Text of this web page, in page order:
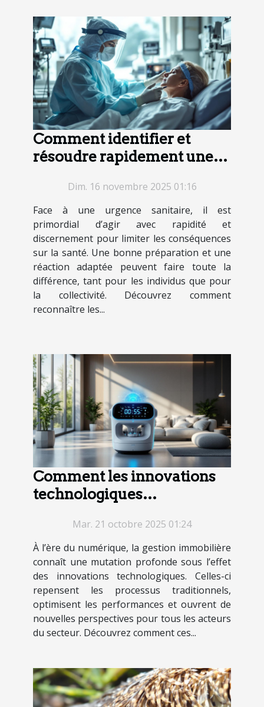
Comment identifier et
résoudre rapidement une
Dim. 16 novembre 2025 01:16
Face à une urgence sanitaire, il est
primordial d’agir avec rapidité et
discernement pour limiter les conséquences
sur la santé. Une bonne préparation et une
réaction adaptée peuvent faire toute la
différence, tant pour les individus que pour
la collectivité. Découvrez comment
reconnaître les...
Comment les innovations
technologiques
gestion immobilière ?
Mar. 21 octobre 2025 01:24
À l’ère du numérique, la gestion immobilière
connaît une mutation profonde sous l’effet
des innovations technologiques. Celles-ci
repensent les processus traditionnels,
optimisent les performances et ouvrent de
nouvelles perspectives pour tous les acteurs
du secteur. Découvrez comment ces...